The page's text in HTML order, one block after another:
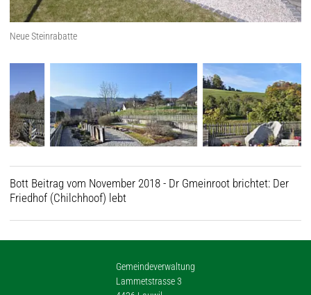
Neue Steinrabatte
Bott Beitrag vom November 2018 - Dr Gmeinroot brichtet: Der
Friedhof (Chilchhoof) lebt
Gemeindeverwaltung
Lammetstrasse 3